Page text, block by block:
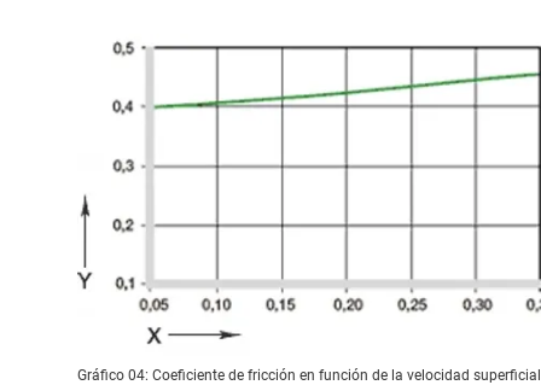
Gráfico 04: Coeficiente de fricción en función de la velocidad